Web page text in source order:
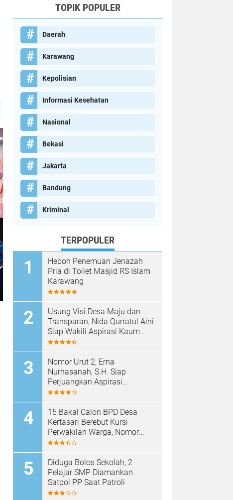
TOPIK POPULER
Daerah
Karawang
Kepolisian
Informasi Kesehatan
Nasional
Bekasi
Jakarta
Bandung
Kriminal
TERPOPULER
Heboh Penemuan Jenazah
Pria di Toilet Masjid RS Islam
Karawang
Usung Visi Desa Maju dan
Transparan, Nida Qurratul Aini
Siap Wakili Aspirasi Kaum
Perempuan di BPD Desa
Nomor Urut 2, Erna
Nurhasanah, S.H. Siap
Perjuangkan Aspirasi
Perempuan di BPD Desa
15 Bakal Calon BPD Desa
Kertasari Berebut Kursi
Perwakilan Warga, Nomor
Urut Resmi Diundi
Diduga Bolos Sekolah, 2
Pelajar SMP Diamankan
Satpol PP Saat Patroli